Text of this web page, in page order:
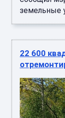
земельные
22 600